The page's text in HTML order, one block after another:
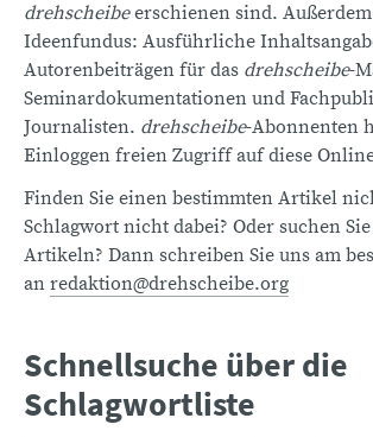
drehscheibeerschienen sind.
Ideenfundus: Ausführliche
Autorenbeiträgen für das drehscheibe-
Seminardokumentationen und
Journalisten. drehscheibe-Abonnenten
Einloggen freien Zugriff auf diese
Finden Sie einen bestimmten Artikel
Schlagwort nicht dabei? Oder suchen
Artikeln? Dann schreiben Sie uns am
an redaktion@drehscheibe.org
Schnellsuche über die
Schlagwortliste